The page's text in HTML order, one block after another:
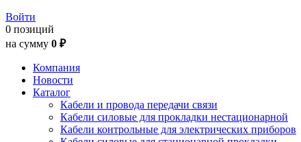
Войти
0 позиций
на сумму 0 ₽
Компания
Новости
Каталог
Кабели и провода передачи связи
Кабели силовые для прокладки нестационарной
Кабели контрольные для электрических приборов